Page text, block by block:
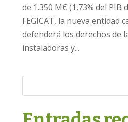
de 1.350 M€ (1,73% del PIB
FEGICAT, la nueva entidad
defenderá los derechos de
instaladoras y...